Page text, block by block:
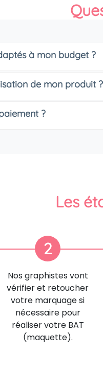
à mon budget ?
de mon produit ?
?
Les
2
Nos graphistes vont
vérifier et retoucher
votre marquage si
nécessaire pour
réaliser votre BAT
(maquette).